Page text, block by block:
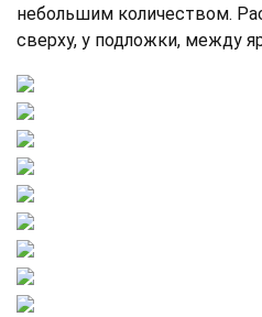
небольшим количеством.
сверху, у подложки, между